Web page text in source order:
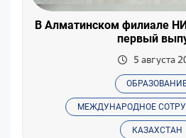
В Алматинском филиале
первый
5 августа
МЕЖДУНАРОДНОЕ
КАЗАХСТАН